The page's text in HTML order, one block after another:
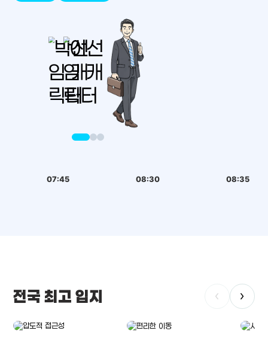
07:45 08:30 08:35
전국 최고 입지 ‹ ›